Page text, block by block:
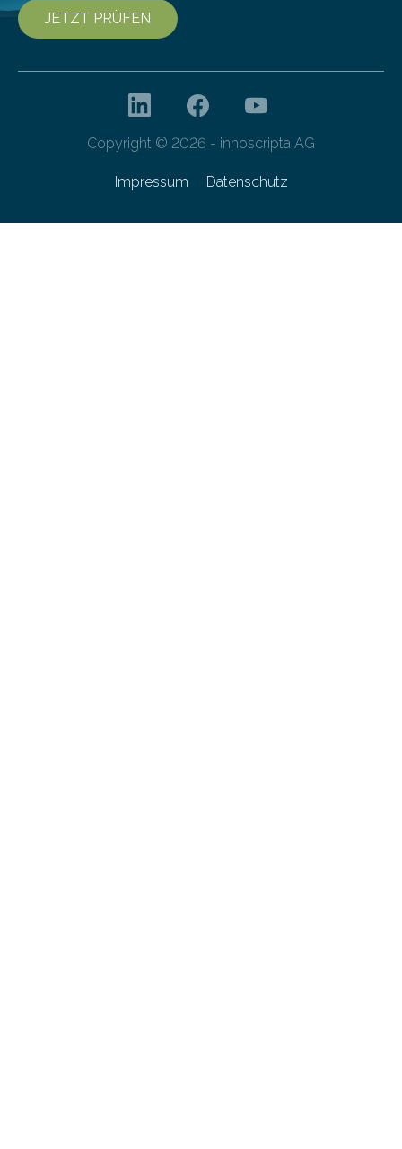
JETZT PRÜFEN
Copyright © 2026 - innoscripta AG
Impressum Datenschutz